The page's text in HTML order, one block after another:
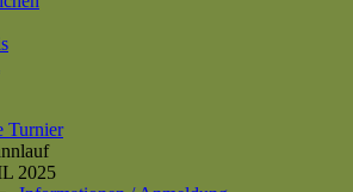
Turnier
2025